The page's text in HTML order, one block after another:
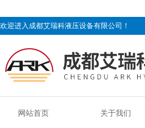
欢迎进入成都艾瑞科液压设备有限公司！
网站首页 关于我们